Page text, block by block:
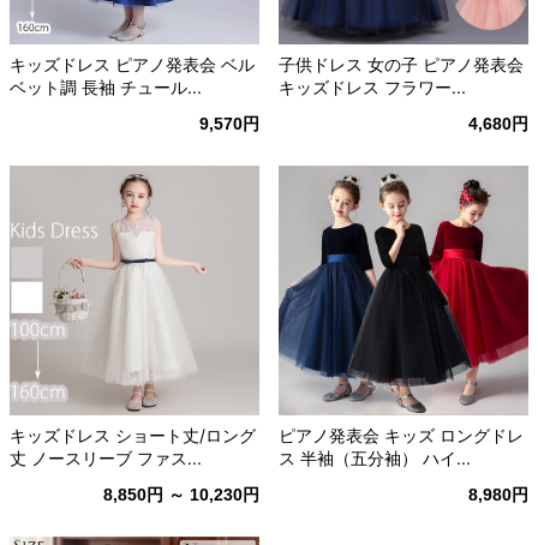
キッズドレス ピアノ発表会 ベル
ベット調 長袖 チュール...
9,570円
子供ドレス 女の子 ピアノ発表会
キッズドレス フラワー...
4,680円
キッズドレス ショート丈/ロング
丈 ノースリーブ ファス...
8,850円 ～ 10,230円
ピアノ発表会 キッズ ロングドレ
ス 半袖（五分袖） ハイ...
8,980円